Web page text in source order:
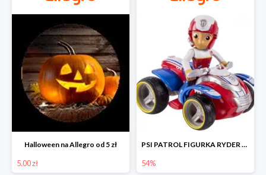
Halloween na Allegro od 5 zł
5.00 zł
PSI PATROL FIGURKA RYDER + QUAD POJAZD RATUNKOWY -54%
54%